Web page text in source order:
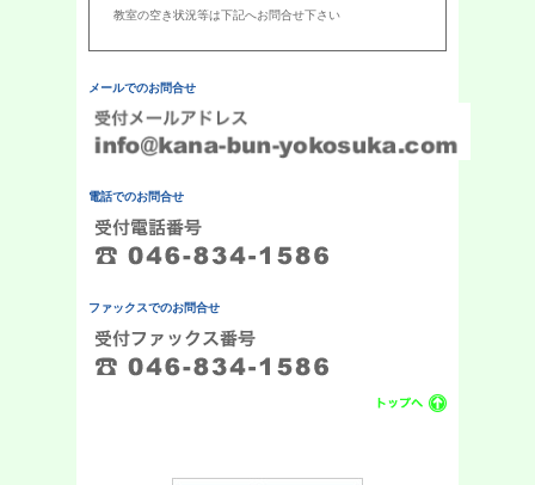
教室の空き状況等は下記へお問合せ下さい
メールでのお問合せ
電話でのお問合せ
ファックスでのお問合せ